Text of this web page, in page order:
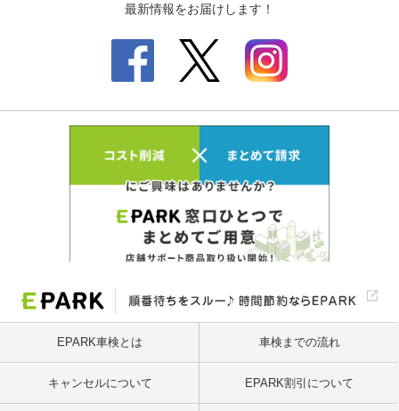
EPARK車検とは 車検までの流れ
キャンセルについて EPARK割引について